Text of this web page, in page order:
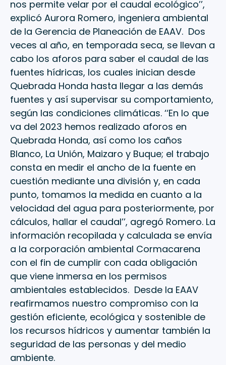
nos permite velar por el caudal ecológico’’,
explicó Aurora Romero, ingeniera ambiental
de la Gerencia de Planeación de EAAV. Dos
veces al año, en temporada seca, se llevan a
cabo los aforos para saber el caudal de las
fuentes hídricas, los cuales inician desde
Quebrada Honda hasta llegar a las demás
fuentes y así supervisar su comportamiento,
según las condiciones climáticas. ‘‘En lo que
va del 2023 hemos realizado aforos en
Quebrada Honda, así como los caños
Blanco, La Unión, Maizaro y Buque; el trabajo
consta en medir el ancho de la fuente en
cuestión mediante una división y, en cada
punto, tomamos la medida en cuanto a la
velocidad del agua para posteriormente, por
cálculos, hallar el caudal’’, agregó Romero. La
información recopilada y calculada se envía
a la corporación ambiental Cormacarena
con el fin de cumplir con cada obligación
que viene inmersa en los permisos
ambientales establecidos. Desde la EAAV
reafirmamos nuestro compromiso con la
gestión eficiente, ecológica y sostenible de
los recursos hídricos y aumentar también la
seguridad de las personas y del medio
ambiente.